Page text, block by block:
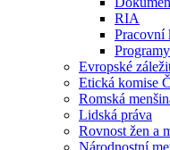
RIA
Pracovní
Evropské
Etická komise
Romská
Lidská práva
Rovnost žen a
Národnostní